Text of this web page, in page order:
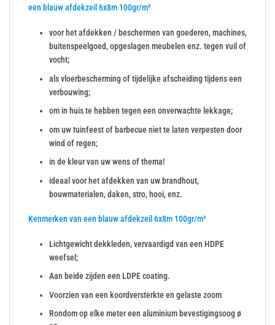
een blauw afdekzeil 6x8m 100gr/m²
voor het afdekken / beschermen van goederen, machines,
buitenspeelgoed, opgeslagen meubelen enz. tegen vuil of
vocht;
als vloerbescherming of tijdelijke afscheiding tijdens een
verbouwing;
om in huis te hebben tegen een onverwachte lekkage;
om uw tuinfeest of barbecue niet te laten verpesten door
wind of regen;
in de kleur van uw wens of thema!
ideaal voor het afdekken van uw brandhout,
bouwmaterialen, daken, stro, hooi, enz.
Kenmerken van een blauw afdekzeil 6x8m 100gr/m²
Lichtgewicht dekkleden, vervaardigd van een HDPE
weefsel;
Aan beide zijden een LDPE coating.
Voorzien van een koordversterkte en gelaste zoom
Rondom op elke meter een aluminium bevestigingsoog ø